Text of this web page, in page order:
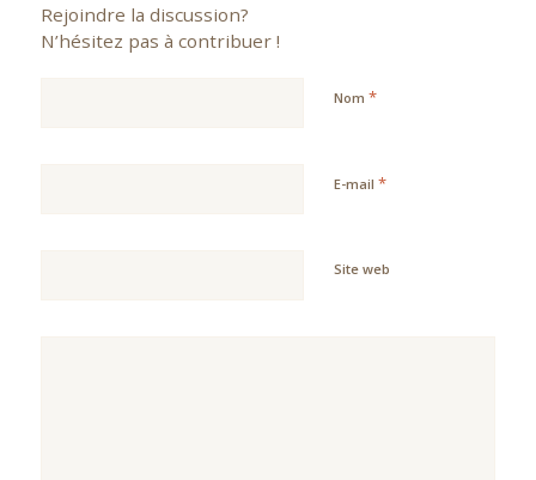
Rejoindre la discussion?
N’hésitez pas à contribuer !
Nom *
E-mail *
Site web